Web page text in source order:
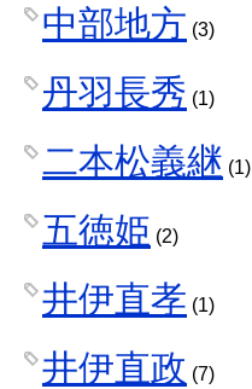
中部地方 (3)
丹羽長秀 (1)
二本松義継 (1)
五徳姫 (2)
井伊直孝 (1)
井伊直政 (7)